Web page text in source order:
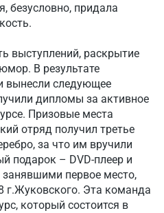
безусловно, придала
выступлений, раскрытие
В результате
вынесли следующее
дипломы за активное
Призовые места
отряд получил третье
за что им вручили
подарок – DVD-плеер и
первое место,
Эта команда
который состоится в